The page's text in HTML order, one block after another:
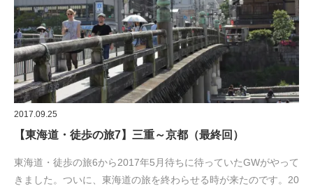
2017.09.25
【東海道・徒歩の旅7】三重～京都（最終回）
東海道・徒歩の旅6から2017年5月待ちに待っていたGWがやって
きました。ついに、東海道の旅を終わらせる時が来たのです。20